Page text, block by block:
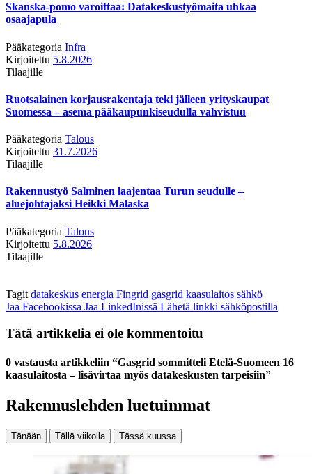
Skanska-pomo varoittaa: Datakeskustyömaita uhkaa
osaajapula
Pääkategoria Infra
Kirjoitettu 5.8.2026
Tilaajille
Ruotsalainen korjausrakentaja teki jälleen yrityskaupat
Suomessa – asema pääkaupunkiseudulla vahvistuu
Pääkategoria Talous
Kirjoitettu 31.7.2026
Tilaajille
Rakennustyö Salminen laajentaa Turun seudulle –
aluejohtajaksi Heikki Malaska
Pääkategoria Talous
Kirjoitettu 5.8.2026
Tilaajille
Tagit datakeskus energia Fingrid gasgrid kaasulaitos sähkö
Jaa Facebookissa Jaa LinkedInissä Lähetä linkki sähköpostilla
Tätä artikkelia ei ole kommentoitu
0 vastausta artikkeliin “Gasgrid sommitteli Etelä-Suomeen 16
kaasulaitosta – lisävirtaa myös datakeskusten tarpeisiin”
Rakennuslehden luetuimmat
Tänään Tällä viikolla Tässä kuussa